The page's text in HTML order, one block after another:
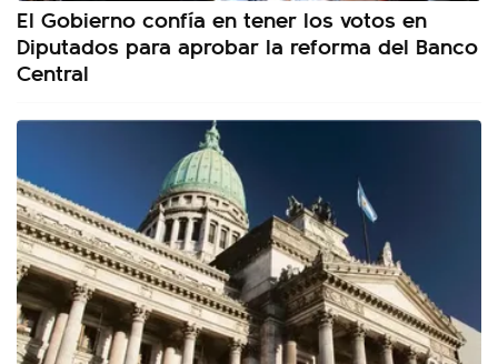
El Gobierno confía en tener los votos en
Diputados para aprobar la reforma del Banco
Central